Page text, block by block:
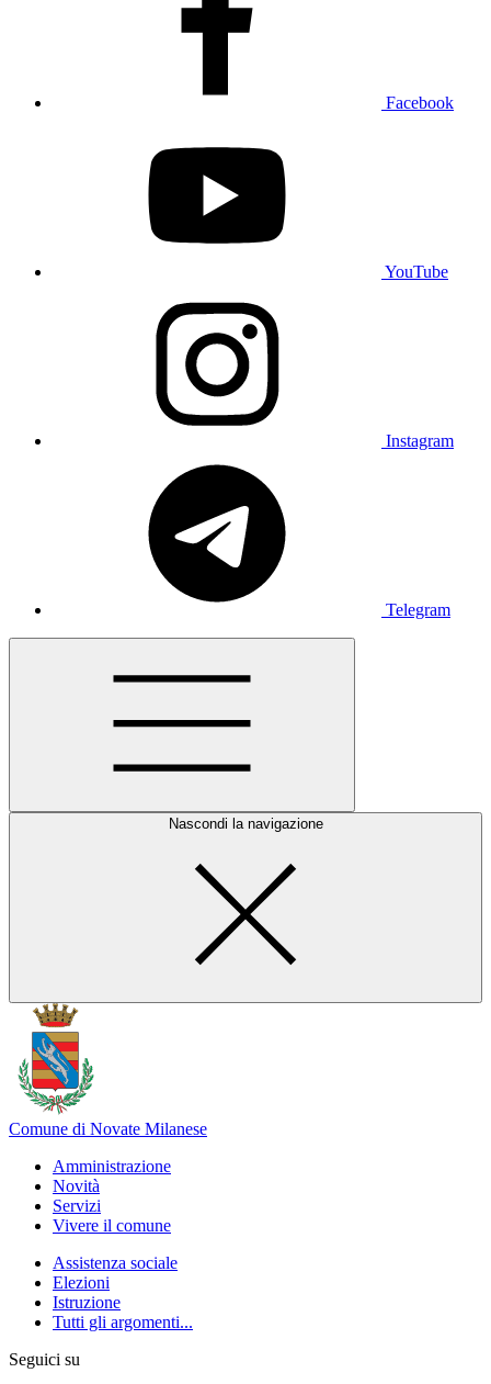
Facebook
YouTube
Instagram
Telegram
Nascondi la navigazione
Comune di Novate Milanese
Amministrazione
Novità
Servizi
Vivere il comune
Assistenza sociale
Elezioni
Istruzione
Tutti gli argomenti...
Seguici su